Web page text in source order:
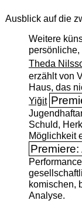
Ausblick auf die
Weitere
Theda
erzählt von
Haus, das
Yiğit
Schuld,
Möglichkeit
komischen,
Analyse.